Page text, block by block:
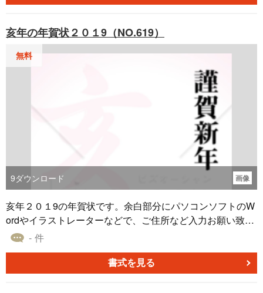
亥年の年賀状２０１9（NO.619）
無料
9ダウンロード 画像
亥年２０１9の年賀状です。余白部分にパソコンソフトのW
ordやイラストレーターなどで、ご住所など入力お願い致し
ます。- 件
書式を見る